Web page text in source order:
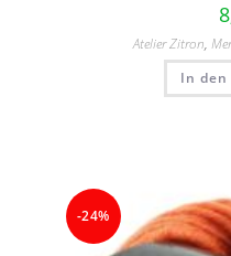
Atelier Zitron,
In den
-24%